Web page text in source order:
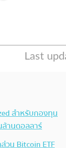
สำหรับกองทุน
ล้านดอลลาร์
น Bitcoin ETF